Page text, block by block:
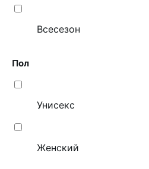
Всесезон
Пол
Унисекс
Женский